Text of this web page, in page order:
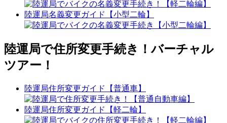
陸運局名義変更ガイド【小型二輪】
陸運局で住所変更手続き！バーチャル
ツアー！
陸運局住所変更ガイド【普通車】
陸運局住所変更ガイド【軽二輪】